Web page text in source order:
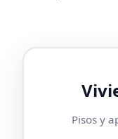
Pisos y